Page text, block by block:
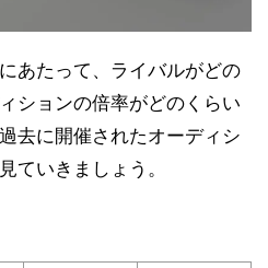
あたって、ライバルがどの
ションの倍率がどのくらい
去に開催されたオーディシ
ていきましょう。